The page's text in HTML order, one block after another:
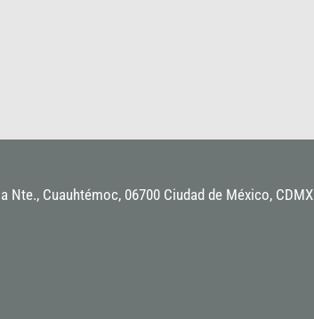
Nte., Cuauhtémoc, 06700 Ciudad de México, CDMX